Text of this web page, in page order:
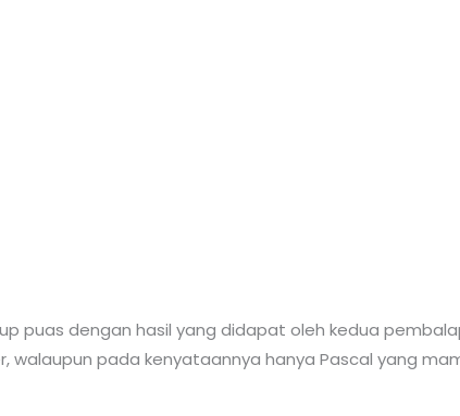
puas dengan hasil yang didapat oleh kedua
walaupun pada kenyataannya hanya Pascal yang